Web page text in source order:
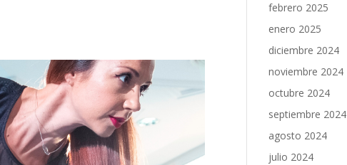
febrero 2025
enero 2025
diciembre 2024
noviembre 2024
octubre 2024
septiembre 2024
agosto 2024
julio 2024